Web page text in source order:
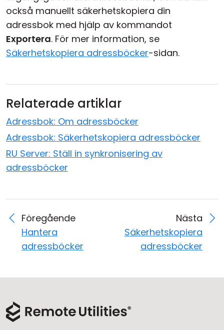
också manuellt säkerhetskopiera din
adressbok med hjälp av kommandot
Exportera. För mer information, se
Säkerhetskopiera adressböcker-sidan.
Relaterade artiklar
Adressbok: Om adressböcker
Adressbok: Säkerhetskopiera adressböcker
RU Server: Ställ in synkronisering av
adressböcker
Föregående
Hantera
adressböcker
Nästa
Säkerhetskopiera
adressböcker